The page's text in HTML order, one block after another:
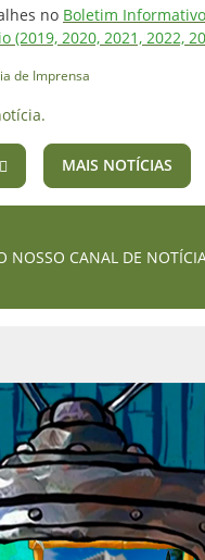
no Boletim
(2019, 2020, 2021, 2022,
de Imprensa
MAIS NOTÍCIAS
NOSSO CANAL DE